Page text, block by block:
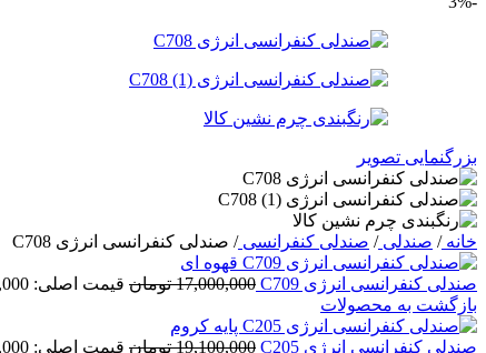
بزرگنمایی تصویر
خانه/ صندلی/ صندلی کنفرانسی/ صندلی کنفرانسی انرژی C708
صندلی کنفرانسی انرژی C709 17,000,000 تومان قیمت اصلی: 17,000,000 تومان بود.
بازگشت به محصولات
صندلی کنفرانسی انرژی C205 19,100,000 تومان قیمت اصلی: 19,100,000 تومان بود.